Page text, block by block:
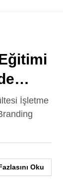
İşletme
Oku